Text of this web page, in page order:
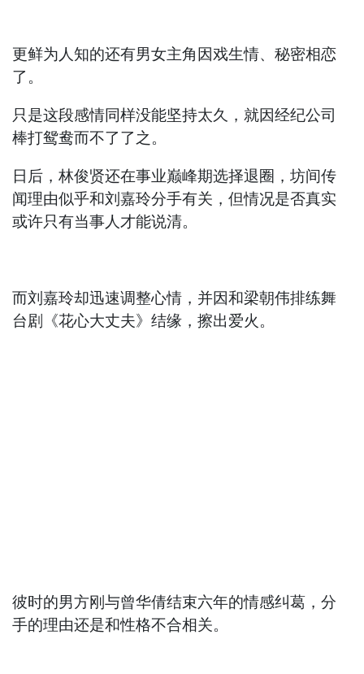
更鲜为人知的还有男女主角因戏生情、秘密相恋
了。
只是这段感情同样没能坚持太久，就因经纪公司
棒打鸳鸯而不了了之。
日后，林俊贤还在事业巅峰期选择退圈，坊间传
闻理由似乎和刘嘉玲分手有关，但情况是否真实
或许只有当事人才能说清。
而刘嘉玲却迅速调整心情，并因和梁朝伟排练舞
台剧《花心大丈夫》结缘，擦出爱火。
彼时的男方刚与曾华倩结束六年的情感纠葛，分
手的理由还是和性格不合相关。